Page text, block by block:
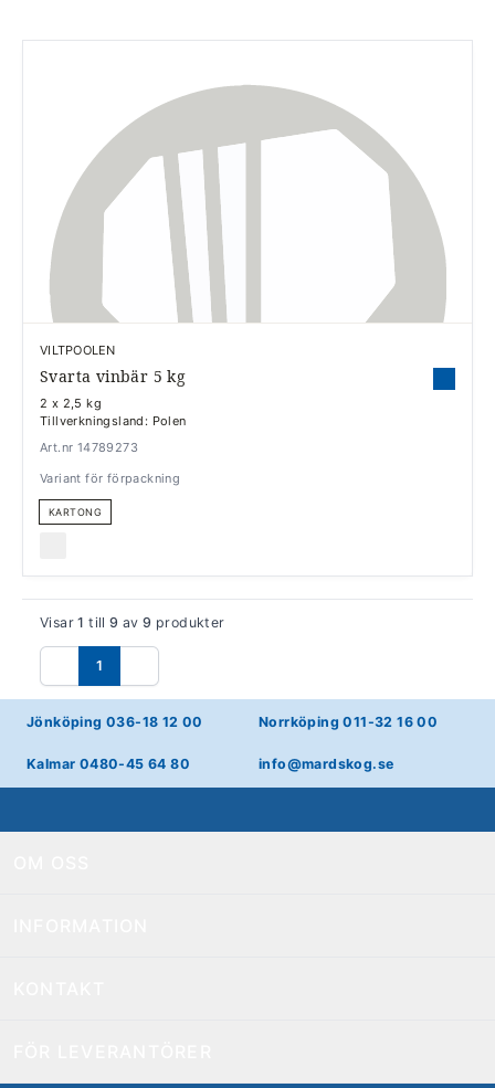
VILTPOOLEN
Svarta vinbär 5 kg
2 x 2,5 kg
Tillverkningsland: Polen
Art.nr 14789273
Variant för förpackning
KARTONG
Visar1 till9 av9 produkter
Föregående
1
Nästa
Jönköping 036-18 12 00 Norrköping 011-32 16 00
Kalmar 0480-45 64 80 info@mardskog.se